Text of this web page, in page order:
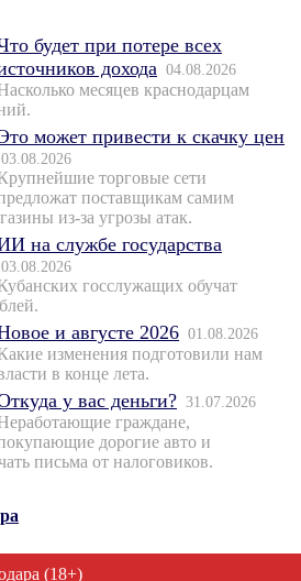
будет при потере всех
дохода 04.08.2026
месяцев краснодарцам
может привести к скачку цен
03.08.2026
торговые сети
поставщикам самим
из-за угрозы атак.
на службе государства
03.08.2026
госслужащих обучат
и августе 2026 01.08.2026
изменения подготовили нам
в конце лета.
у вас деньги? 31.07.2026
граждане,
дорогие авто и
письма от налоговиков.
(18+)